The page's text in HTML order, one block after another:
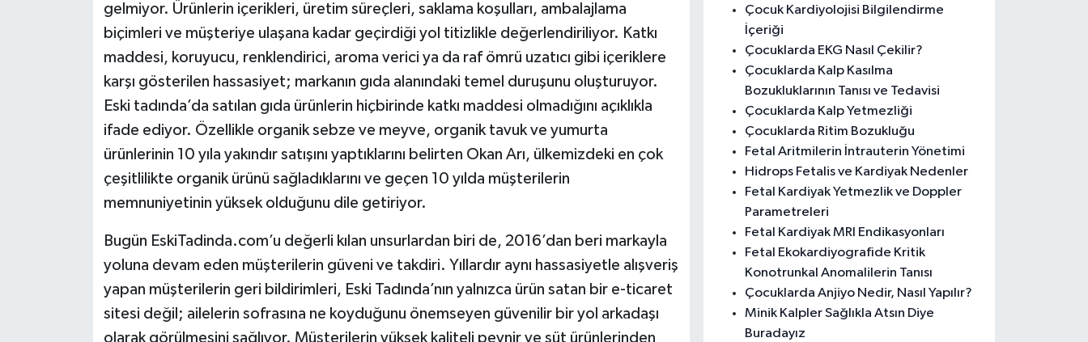
gelmiyor. Ürünlerin içerikleri, üretim süreçleri, saklama koşulları, ambalajlama
biçimleri ve müşteriye ulaşana kadar geçirdiği yol titizlikle değerlendiriliyor. Katkı
maddesi, koruyucu, renklendirici, aroma verici ya da raf ömrü uzatıcı gibi içeriklere
karşı gösterilen hassasiyet; markanın gıda alanındaki temel duruşunu oluşturuyor.
Eski tadında’da satılan gıda ürünlerin hiçbirinde katkı maddesi olmadığını açıklıkla
ifade ediyor. Özellikle organik sebze ve meyve, organik tavuk ve yumurta
ürünlerinin 10 yıla yakındır satışını yaptıklarını belirten Okan Arı, ülkemizdeki en çok
çeşitlilikte organik ürünü sağladıklarını ve geçen 10 yılda müşterilerin
memnuniyetinin yüksek olduğunu dile getiriyor.
Bugün EskiTadinda.com’u değerli kılan unsurlardan biri de, 2016’dan beri markayla
yoluna devam eden müşterilerin güveni ve takdiri. Yıllardır aynı hassasiyetle alışveriş
yapan müşterilerin geri bildirimleri, Eski Tadında’nın yalnızca ürün satan bir e-ticaret
sitesi değil; ailelerin sofrasına ne koyduğunu önemseyen güvenilir bir yol arkadaşı
olarak görülmesini sağlıyor. Müşterilerin yüksek kaliteli peynir ve süt ürünlerinden
Çocuk Kardiyolojisi Bilgilendirme
İçeriği
Çocuklarda EKG Nasıl Çekilir?
Çocuklarda Kalp Kasılma
Bozukluklarının Tanısı ve Tedavisi
Çocuklarda Kalp Yetmezliği
Çocuklarda Ritim Bozukluğu
Fetal Aritmilerin İntrauterin Yönetimi
Hidrops Fetalis ve Kardiyak Nedenler
Fetal Kardiyak Yetmezlik ve Doppler
Parametreleri
Fetal Kardiyak MRI Endikasyonları
Fetal Ekokardiyografide Kritik
Konotrunkal Anomalilerin Tanısı
Çocuklarda Anjiyo Nedir, Nasıl Yapılır?
Minik Kalpler Sağlıkla Atsın Diye
Buradayız